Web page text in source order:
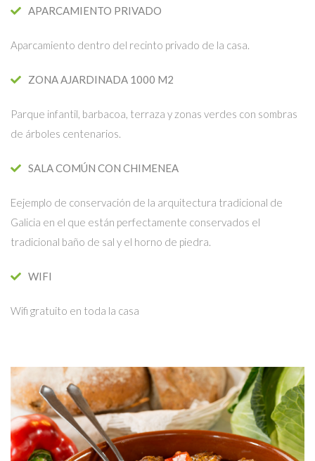
APARCAMIENTO PRIVADO
Aparcamiento dentro del recinto privado de la casa.
ZONA AJARDINADA 1000 M2
Parque infantil, barbacoa, terraza y zonas verdes con sombras
de árboles centenarios.
SALA COMÚN CON CHIMENEA
Eejemplo de conservación de la arquitectura tradicional de
Galicia en el que están perfectamente conservados el
tradicional baño de sal y el horno de piedra.
WIFI
Wifi gratuito en toda la casa